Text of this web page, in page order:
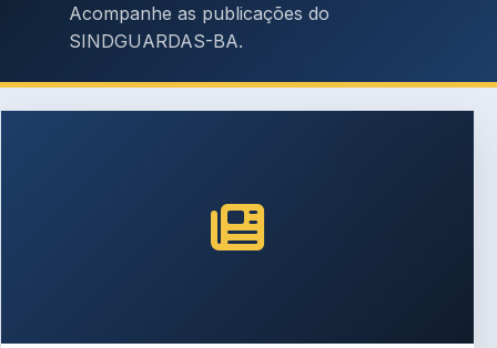
Acompanhe as publicações do
SINDGUARDAS-BA.